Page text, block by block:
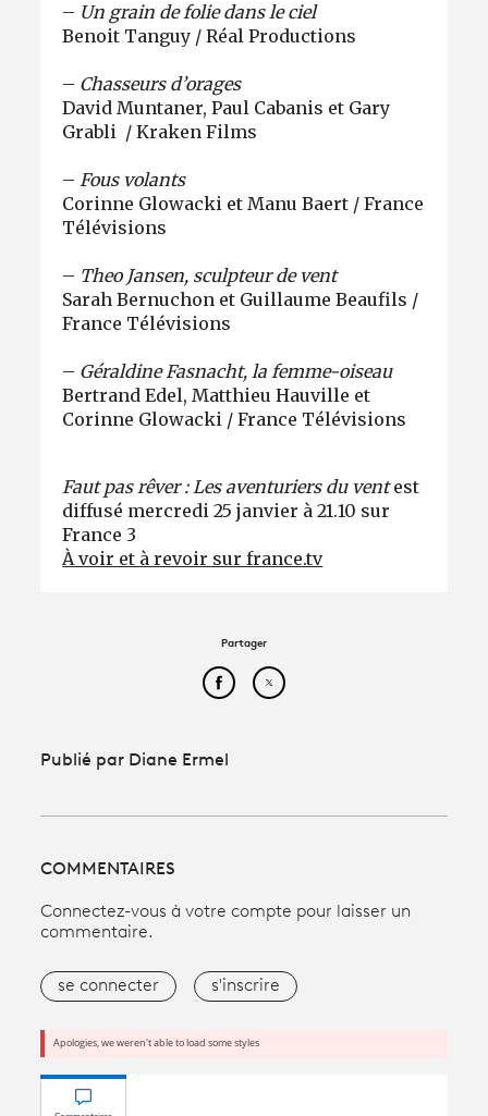
– Un grain de folie dans le ciel
Benoit Tanguy / Réal Productions
– Chasseurs d’orages
David Muntaner, Paul Cabanis et Gary
Grabli / Kraken Films
–Fous volants
Corinne Glowacki et Manu Baert / France
Télévisions
– Theo Jansen, sculpteur de vent
Sarah Bernuchon et Guillaume Beaufils /
France Télévisions
– Géraldine Fasnacht, la femme-oiseau
Bertrand Edel, Matthieu Hauville et
Corinne Glowacki / France Télévisions
Faut pas rêver : Les aventuriers du ventest
diffusé mercredi 25 janvier à 21.10 sur
France 3
À voir et à revoir sur france.tv
Partager
Partager cet article sur
Partager cet article sur
Publié par Diane Ermel
COMMENTAIRES
Connectez-vous à votre compte pour laisser un
commentaire.
se connecter s'inscrire